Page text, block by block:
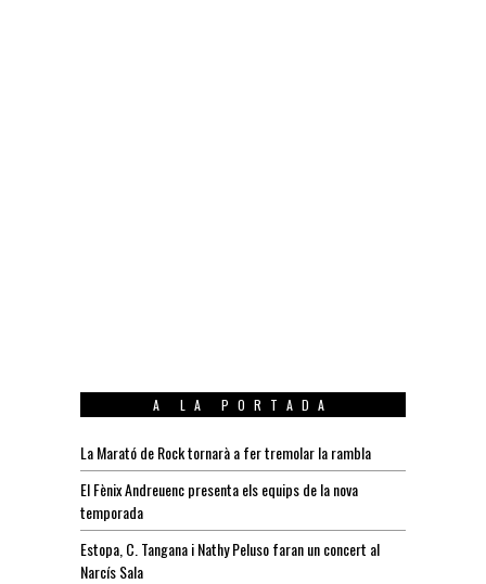
A LA PORTADA
La Marató de Rock tornarà a fer tremolar la rambla
El Fènix Andreuenc presenta els equips de la nova
temporada
Estopa, C. Tangana i Nathy Peluso faran un concert al
Narcís Sala